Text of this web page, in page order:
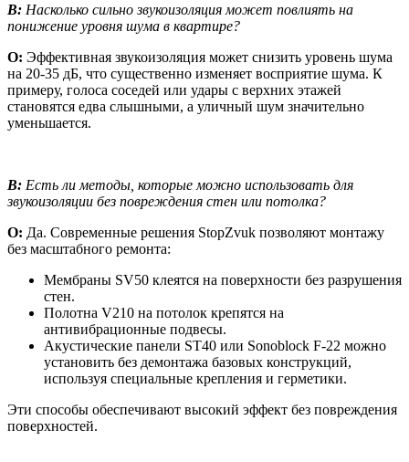
В: Насколько сильно звукоизоляция может повлиять на
понижение уровня шума в квартире?
О: Эффективная звукоизоляция может снизить уровень шума
на 20-35 дБ, что существенно изменяет восприятие шума. К
примеру, голоса соседей или удары с верхних этажей
становятся едва слышными, а уличный шум значительно
уменьшается.
В: Есть ли методы, которые можно использовать для
звукоизоляции без повреждения стен или потолка?
О: Да. Современные решения StopZvuk позволяют монтажу
без масштабного ремонта:
Мембраны SV50 клеятся на поверхности без разрушения
стен.
Полотна V210 на потолок крепятся на
антивибрационные подвесы.
Акустические панели ST40 или Sonoblock F-22 можно
установить без демонтажа базовых конструкций,
используя специальные крепления и герметики.
Эти способы обеспечивают высокий эффект без повреждения
поверхностей.